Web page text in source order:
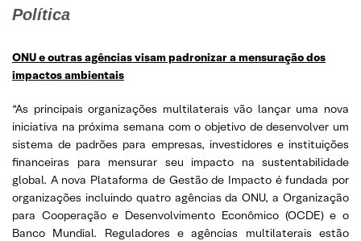
Política
ONU e outras agências visam padronizar a mensuração dos
impactos ambientais
“As principais organizações multilaterais vão lançar uma nova
iniciativa na próxima semana com o objetivo de desenvolver um
sistema de padrões para empresas, investidores e instituições
financeiras para mensurar seu impacto na sustentabilidade
global. A nova Plataforma de Gestão de Impacto é fundada por
organizações incluindo quatro agências da ONU, a Organização
para Cooperação e Desenvolvimento Econômico (OCDE) e o
Banco Mundial. Reguladores e agências multilaterais estão